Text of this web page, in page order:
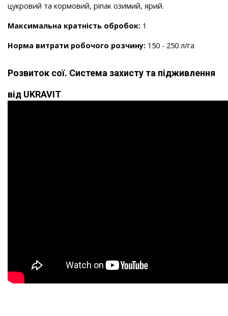
цукровий та кормовий, ріпак озимий, ярий.
Максимальна кратність обробок: 1
Норма витрати робочого розчину: 150 - 250 л/га
Розвиток сої. Система захисту та підживлення
від UKRAVIT